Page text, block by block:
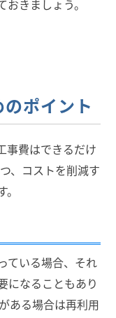
きましょう。
ポイント
事費はできるだけ
、コストを削減す
ている場合、それ
になることもあり
ある場合は再利用